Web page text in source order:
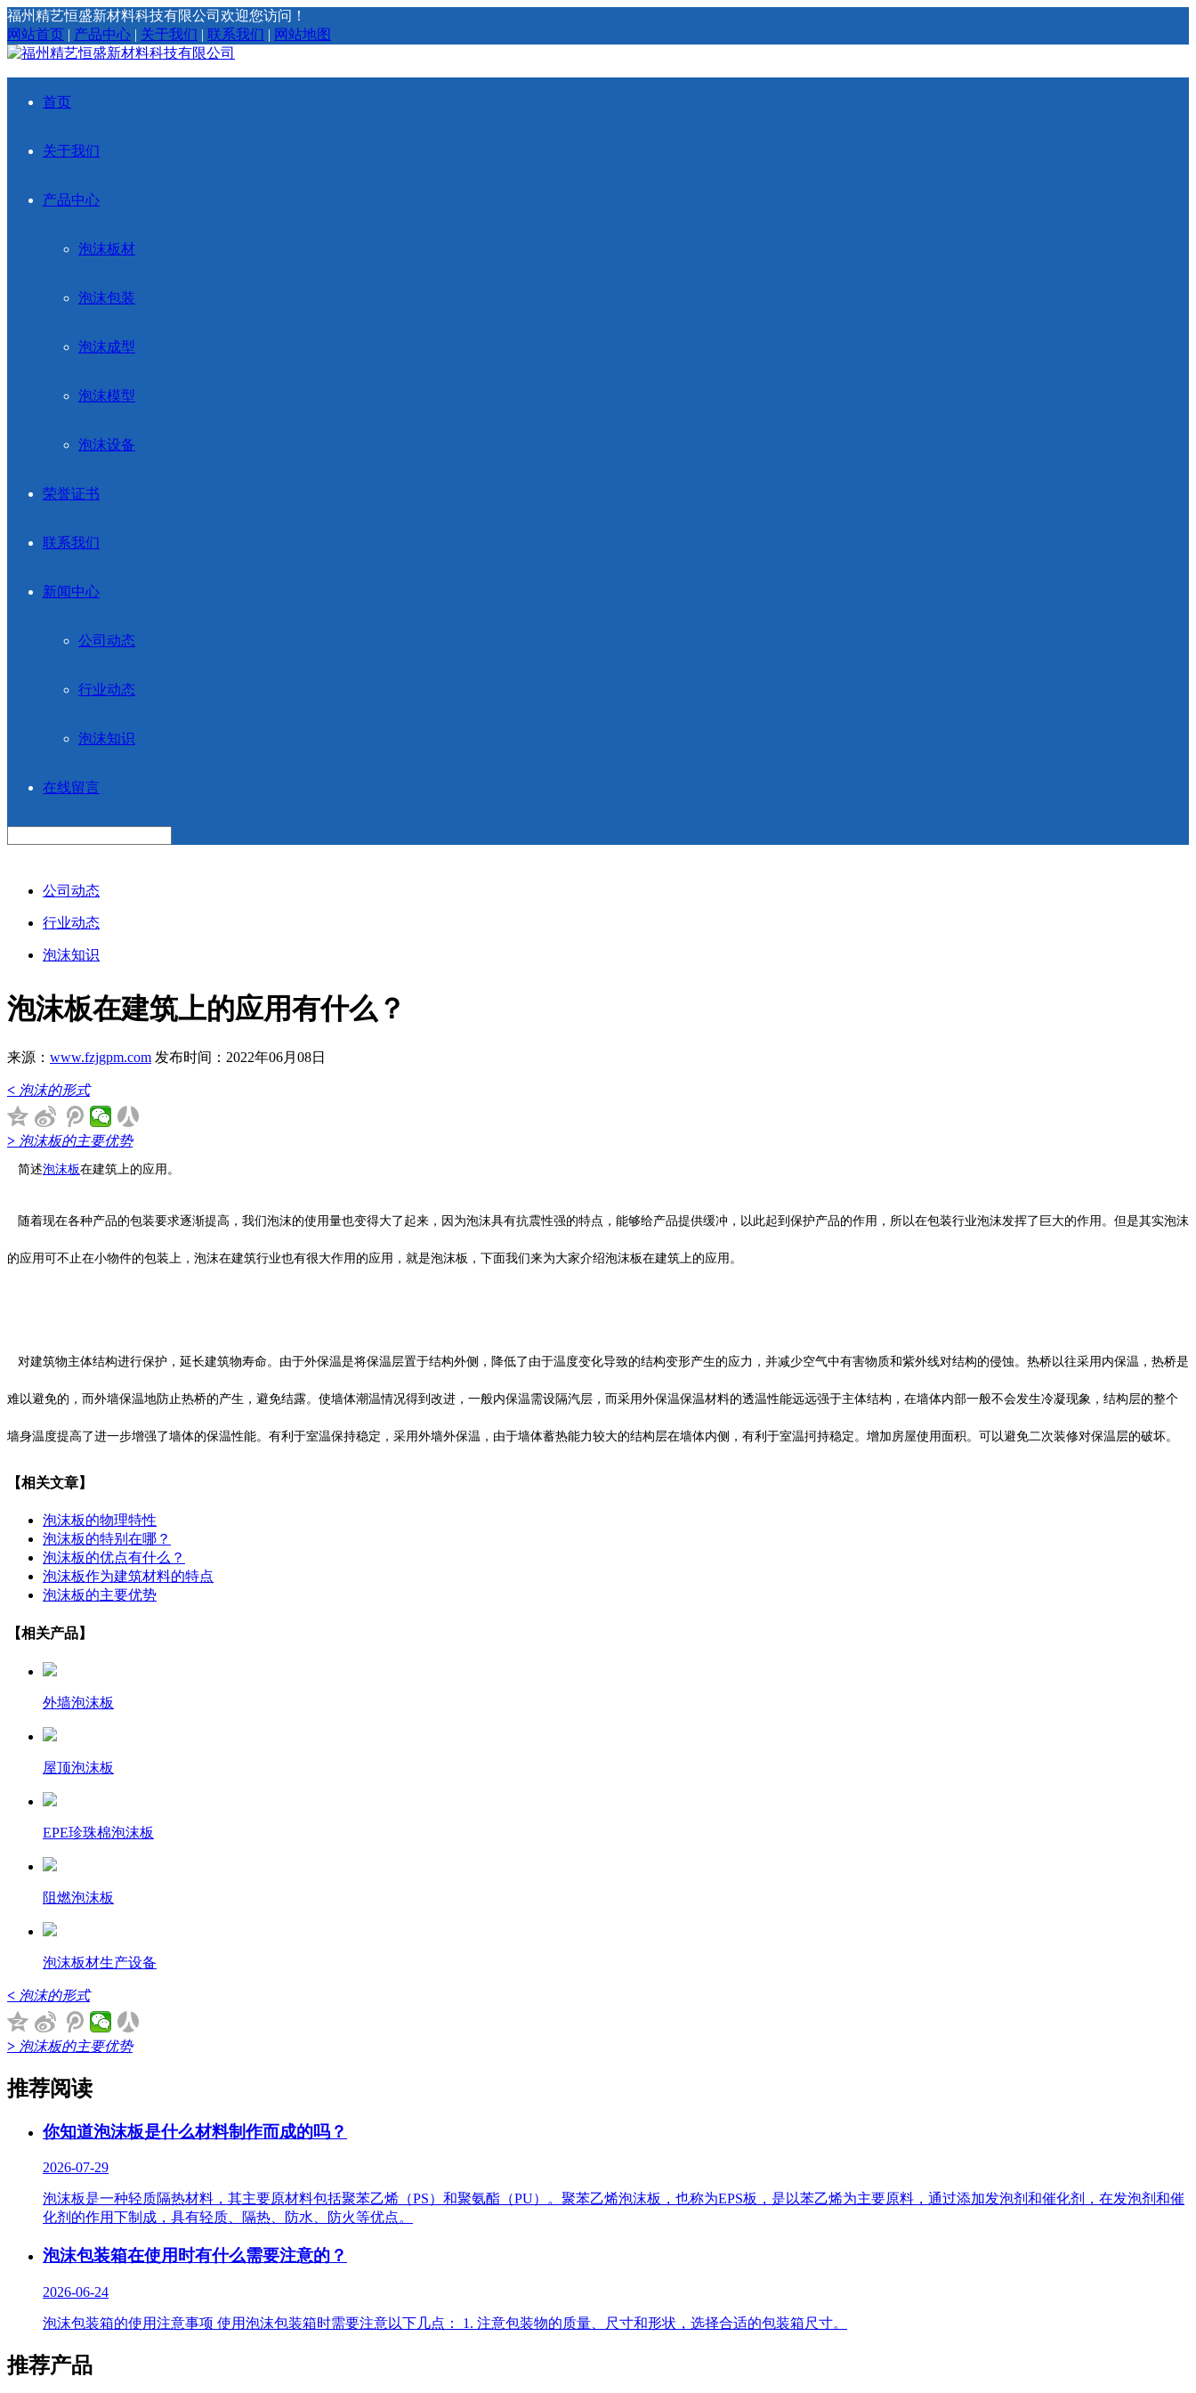
福州精艺恒盛新材料科技有限公司欢迎您访问！
网站首页 | 产品中心 | 关于我们 | 联系我们 | 网站地图
首页
关于我们
产品中心
泡沫板材
泡沫包装
泡沫成型
泡沫模型
泡沫设备
荣誉证书
联系我们
新闻中心
公司动态
行业动态
泡沫知识
在线留言
公司动态
行业动态
泡沫知识
泡沫板在建筑上的应用有什么？
来源： www.fzjgpm.com 发布时间：2022年06月08日
< 泡沫的形式
> 泡沫板的主要优势
简述泡沫板在建筑上的应用。
随着现在各种产品的包装要求逐渐提高，我们泡沫的使用量也变得大了起来，因为泡沫具有抗震性强的特点，能够给产品提供缓冲，以此起到保护产品的作用，所以在包装行业泡沫发挥了巨大的作用。但是其实泡沫
的应用可不止在小物件的包装上，泡沫在建筑行业也有很大作用的应用，就是泡沫板，下面我们来为大家介绍泡沫板在建筑上的应用。
对建筑物主体结构进行保护，延长建筑物寿命。由于外保温是将保温层置于结构外侧，降低了由于温度变化导致的结构变形产生的应力，并减少空气中有害物质和紫外线对结构的侵蚀。热桥以往采用内保温，热桥是
难以避免的，而外墙保温地防止热桥的产生，避免结露。使墙体潮温情况得到改进，一般内保温需设隔汽层，而采用外保温保温材料的透温性能远远强于主体结构，在墙体内部一般不会发生冷凝现象，结构层的整个
墙身温度提高了进一步增强了墙体的保温性能。有利于室温保持稳定，采用外墙外保温，由于墙体蓄热能力较大的结构层在墙体内侧，有利于室温抲持稳定。增加房屋使用面积。可以避免二次装修对保温层的破坏。
【相关文章】
泡沫板的物理特性
泡沫板的特别在哪？
泡沫板的优点有什么？
泡沫板作为建筑材料的特点
泡沫板的主要优势
【相关产品】
外墙泡沫板
屋顶泡沫板
EPE珍珠棉泡沫板
阻燃泡沫板
泡沫板材生产设备
< 泡沫的形式
> 泡沫板的主要优势
推荐阅读
你知道泡沫板是什么材料制作而成的吗？
2026-07-29
泡沫​板是一种轻质隔热材料，其主要原材料包括聚苯乙烯（PS）和聚氨酯（PU）。聚苯乙烯泡沫板，也称为EPS板，是以苯乙烯为主要原料，通过添加发泡剂和催化剂，在发泡剂和催
化剂的作用下制成，具有轻质、隔热、防水、防火等优点。
泡沫​包装箱在使用时有什么需要注意的？
2026-06-24
泡沫​包装箱的使用注意事项 使用泡沫包装箱时需要注意以下几点： 1. 注意包装物的质量、尺寸和形状，选择合适的包装箱尺寸。
推荐产品